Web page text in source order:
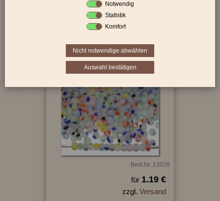
Sie befinden sich in folgender Kategorie:
Rocailles|gestreift
Best.Nr.:13029
für 1.19 €
zzgl. Versand
Notwendig
Statistik
Komfort
Nicht notwendige abwählen
Auswahl bestätigen